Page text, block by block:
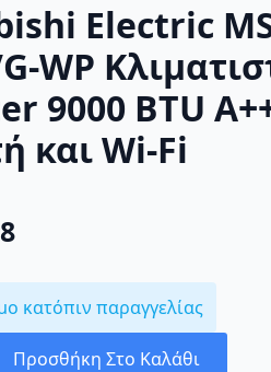
Electric
WP
9000 BTU
και Wi-Fi
κατόπιν παραγγελίας
Προσθήκη Στο Καλάθι